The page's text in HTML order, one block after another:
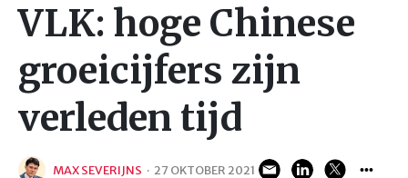
VLK: hoge Chinese
groeicijfers zijn
verleden tijd
MAX SEVERIJNS · 27 OKTOBER 2021